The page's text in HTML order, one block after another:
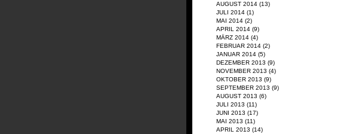
AUGUST 2014 (13)
JULI 2014 (1)
MAI 2014 (2)
APRIL 2014 (9)
MÄRZ 2014 (4)
FEBRUAR 2014 (2)
JANUAR 2014 (5)
DEZEMBER 2013 (9)
NOVEMBER 2013 (4)
OKTOBER 2013 (9)
SEPTEMBER 2013 (9)
AUGUST 2013 (6)
JULI 2013 (11)
JUNI 2013 (17)
MAI 2013 (11)
APRIL 2013 (14)